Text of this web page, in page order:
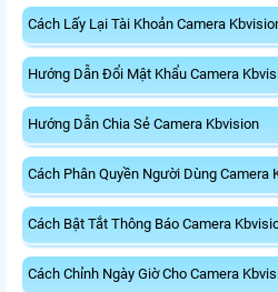
Cách Lấy Lại Tài Khoản Camera
Hướng Dẫn Đổi Mật Khẩu Camera
Hướng Dẫn Chia Sẻ Camera Kbvision
Cách Phân Quyền Người Dùng Camera
Cách Bật Tắt Thông Báo Camera
Cách Chỉnh Ngày Giờ Cho Camera